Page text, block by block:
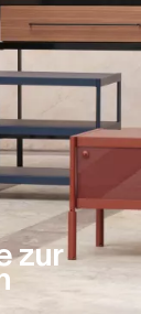
zur